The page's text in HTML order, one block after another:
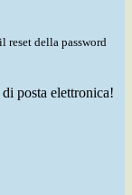
reset della password
posta elettronica!